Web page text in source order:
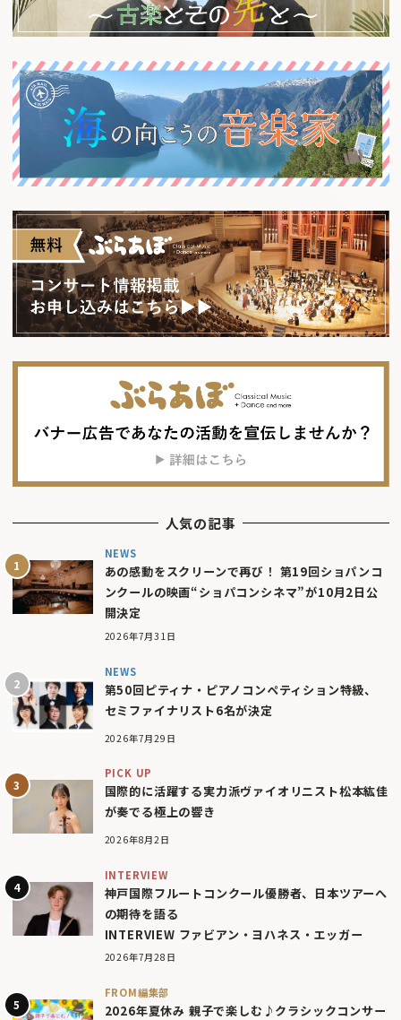
人気の記事
NEWS
あの感動をスクリーンで再び！ 第19回ショパンコ
ンクールの映画“ショパコンシネマ”が10月2日公
開決定
2026年7月31日
NEWS
第50回ピティナ・ピアノコンペティション特級、
セミファイナリスト6名が決定
2026年7月29日
PICK UP
国際的に活躍する実力派ヴァイオリニスト松本紘佳
が奏でる極上の響き
2026年8月2日
INTERVIEW
神戸国際フルートコンクール優勝者、日本ツアーへ
の期待を語る
INTERVIEW ファビアン・ヨハネス・エッガー
2026年7月28日
FROM編集部
2026年夏休み 親子で楽しむ♪クラシックコンサー